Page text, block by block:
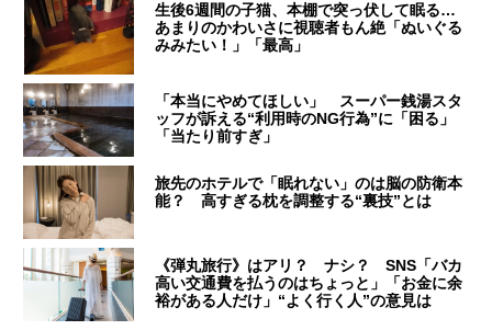
生後6週間の子猫、本棚で突っ伏して眠る…
あまりのかわいさに視聴者もん絶「ぬいぐる
みみたい！」「最高」
「本当にやめてほしい」 スーパー銭湯スタ
ッフが訴える“利用時のNG行為”に「困る」
「当たり前すぎ」
旅先のホテルで「眠れない」のは脳の防衛本
能？ 高すぎる枕を調整する“裏技”とは
《弾丸旅行》はアリ？ ナシ？ SNS「バカ
高い交通費を払うのはちょっと」「お金に余
裕がある人だけ」“よく行く人”の意見は